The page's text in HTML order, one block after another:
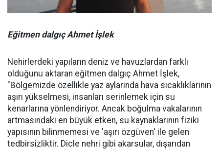
Eğitmen dalgıç Ahmet İşlek
Nehirlerdeki yapıların deniz ve havuzlardan farklı
olduğunu aktaran eğitmen dalgıç Ahmet İşlek,
"Bölgemizde özellikle yaz aylarında hava sıcaklıklarının
aşırı yükselmesi, insanları serinlemek için su
kenarlarına yönlendiriyor. Ancak boğulma vakalarının
artmasındaki en büyük etken, su kaynaklarının fiziki
yapısının bilinmemesi ve 'aşırı özgüven' ile gelen
tedbirsizliktir. Dicle nehri gibi akarsular, dışarıdan